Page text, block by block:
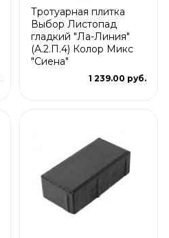
Тротуарная плитка
Выбор Листопад
гладкий "Ла-Линия"
(А.2.П.4) Колор Микс
"Сиена"
1 239.00 руб.